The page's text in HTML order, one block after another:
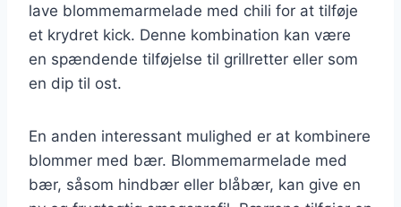
lave blommemarmelade med chili for at tilføje
et krydret kick. Denne kombination kan være
en spændende tilføjelse til grillretter eller som
en dip til ost.
En anden interessant mulighed er at kombinere
blommer med bær. Blommemarmelade med
bær, såsom hindbær eller blåbær, kan give en